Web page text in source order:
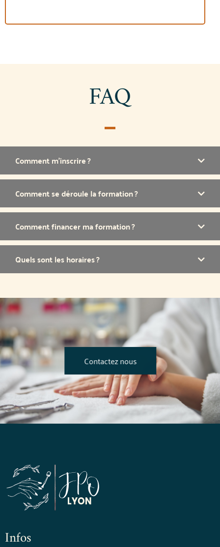
FAQ
Comment m’inscrire ?
Comment se déroule la formation ?
Comment financer ma formation ?
Quels sont les horaires ?
Contactez nous
Infos